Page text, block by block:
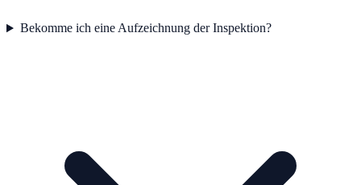
Bekomme ich eine Aufzeichnung der Inspektion?